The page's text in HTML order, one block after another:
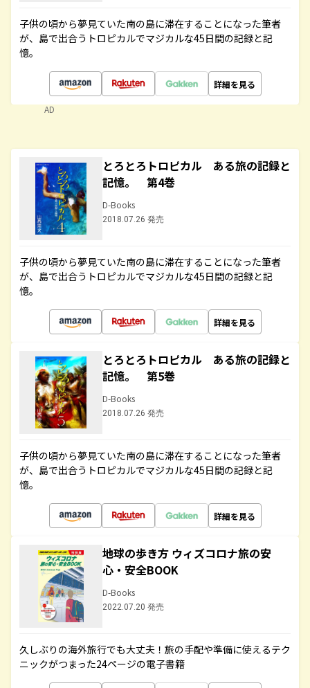
子供の頃から夢見ていた南の島に滞在することになった筆者
が、島で出合うトロピカルでマジカルな45日間の記録と記
憶。
詳細を見る
AD
とろとろトロピカル ある旅の記録と
記憶。 第4巻
D-Books
2018.07.26 発売
子供の頃から夢見ていた南の島に滞在することになった筆者
が、島で出合うトロピカルでマジカルな45日間の記録と記
憶。
詳細を見る
とろとろトロピカル ある旅の記録と
記憶。 第5巻
D-Books
2018.07.26 発売
子供の頃から夢見ていた南の島に滞在することになった筆者
が、島で出合うトロピカルでマジカルな45日間の記録と記
憶。
詳細を見る
地球の歩き方 ウィズコロナ旅の安
心・安全BOOK
D-Books
2022.07.20 発売
久しぶりの海外旅行でも大丈夫！旅の手配や準備に使えるテク
ニックがつまった24ページの電子書籍